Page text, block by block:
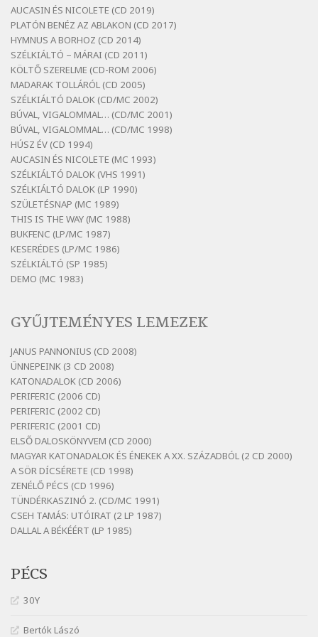
Bertók László: Az arcodra, ha nem vigyázol
Szélkiáltó
Bertók László: Dinnye Döme
Szélkiáltó
Bertók László: Diófa-levélen
Szélkiáltó
Bertók László: El-elképzelem a falansztert
Szélkiáltó
Bertók László: Elmenni kevés, itt maradni
sok
Szélkiáltó
Bertók László: Mintha már pénteken
vasárnap
Szélkiáltó
Bertók László: Ó, az a hol volt vicinális
Bertók László: Vásáros
Szélkiáltó
Bertók László: Vizibolt
Szélkiáltó
Bornemissza Endre: Szitakötő
Szélkiáltó
Detlev von Liliencron: Bölcsődal
Szélkiáltó
Fenyvesi Béla: Lesz-e még menedék?
Szélkiáltó
Fenyvesi Béla: Szélkiáltó kánon
Szélkiáltó
Szélkiáltó
Galambosi László: Kalapos
AUCASIN ÉS NICOLETE (CD 2019)
PLATÓN BENÉZ AZ ABLAKON (CD 2017)
HYMNUS A BORHOZ (CD 2014)
SZÉLKIÁLTÓ – MÁRAI (CD 2011)
KÖLTŐ SZERELME (CD-ROM 2006)
MADARAK TOLLÁRÓL (CD 2005)
SZÉLKIÁLTÓ DALOK (CD/MC 2002)
BÚVAL, VIGALOMMAL… (CD/MC 2001)
BÚVAL, VIGALOMMAL… (CD/MC 1998)
HÚSZ ÉV (CD 1994)
AUCASIN ÉS NICOLETE (MC 1993)
SZÉLKIÁLTÓ DALOK (VHS 1991)
SZÉLKIÁLTÓ DALOK (LP 1990)
SZÜLETÉSNAP (MC 1989)
THIS IS THE WAY (MC 1988)
BUKFENC (LP/MC 1987)
KESERÉDES (LP/MC 1986)
SZÉLKIÁLTÓ (SP 1985)
DEMO (MC 1983)
GYŰJTEMÉNYES LEMEZEK
JANUS PANNONIUS (CD 2008)
ÜNNEPEINK (3 CD 2008)
KATONADALOK (CD 2006)
PERIFERIC (2006 CD)
PERIFERIC (2002 CD)
PERIFERIC (2001 CD)
ELSŐ DALOSKÖNYVEM (CD 2000)
MAGYAR KATONADALOK ÉS ÉNEKEK A XX. SZÁZADBÓL (2 CD 2000)
A SÖR DÍCSÉRETE (CD 1998)
ZENÉLŐ PÉCS (CD 1996)
TÜNDÉRKASZINÓ 2. (CD/MC 1991)
CSEH TAMÁS: UTÓIRAT (2 LP 1987)
DALLAL A BÉKÉÉRT (LP 1985)
PÉCS
30Y
Bertók Lászó